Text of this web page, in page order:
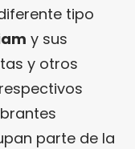
tipo
y sus
y otros
parte de la